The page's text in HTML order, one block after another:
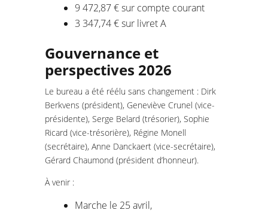
9 472,87 € sur compte courant
3 347,74 € sur livret A
Gouvernance et
perspectives 2026
Le bureau a été réélu sans changement : Dirk
Berkvens (président), Geneviève Crunel (vice-
présidente), Serge Belard (trésorier), Sophie
Ricard (vice-trésorière), Régine Monell
(secrétaire), Anne Danckaert (vice-secrétaire),
Gérard Chaumond (président d’honneur).
À venir :
Marche le 25 avril,